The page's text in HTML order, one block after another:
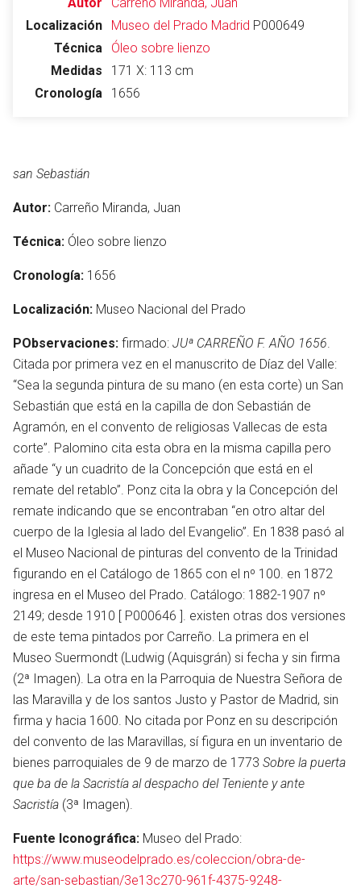
en
Localización
Museo del Prado Madrid P000649
Técnica
Óleo sobre lienzo
Medidas
171 X: 113 cm
Cronología
1656
san Sebastián
Autor: Carreño Miranda, Juan
Técnica: Óleo sobre lienzo
Cronología: 1656
Localización: Museo Nacional del Prado
PObservaciones: firmado: JUª CARREÑO F. AÑO 1656.
Citada por primera vez en el manuscrito de Díaz del Valle:
“Sea la segunda pintura de su mano (en esta corte) un San
Sebastián que está en la capilla de don Sebastián de
Agramón, en el convento de religiosas Vallecas de esta
corte”. Palomino cita esta obra en la misma capilla pero
añade “y un cuadrito de la Concepción que está en el
remate del retablo”. Ponz cita la obra y la Concepción del
remate indicando que se encontraban “en otro altar del
cuerpo de la Iglesia al lado del Evangelio”. En 1838 pasó al
el Museo Nacional de pinturas del convento de la Trinidad
figurando en el Catálogo de 1865 con el nº 100. en 1872
ingresa en el Museo del Prado. Catálogo: 1882-1907 nº
2149; desde 1910 [ P000646 ]. existen otras dos versiones
de este tema pintados por Carreño. La primera en el
Museo Suermondt (Ludwig (Aquisgrán) si fecha y sin firma
(2ª Imagen). La otra en la Parroquia de Nuestra Señora de
las Maravilla y de los santos Justo y Pastor de Madrid, sin
firma y hacia 1600. No citada por Ponz en su descripción
del convento de las Maravillas, sí figura en un inventario de
bienes parroquiales de 9 de marzo de 1773 Sobre la puerta
que ba de la Sacristía al despacho del Teniente y ante
Sacristía (3ª Imagen).
Fuente Iconográfica: Museo del Prado:
https://www.museodelprado.es/coleccion/obra-de-
arte/san-sebastian/3e13c270-961f-4375-9248-